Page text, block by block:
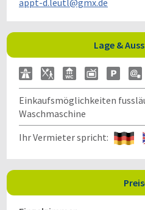
appt-d.leutl@gmx.de
Lage &
Einkaufsmöglichkeiten
Waschmaschine
Ihr Vermieter spricht: